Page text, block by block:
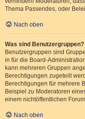
Thema Passendes, oder
Nach oben
Was sind Benutzergruppen?
Benutzergruppen sind
in für die Board-
kann mehreren Gruppen
Berechtigungen zugeteilt
Berechtigungen für mehrere
Beispiel zu Moderatoren
einem nichtöffentlichen
Nach oben